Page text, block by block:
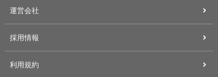
運営会社
採用情報
利用規約